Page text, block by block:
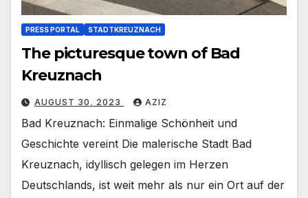
PRESS PORTAL STADTKREUZNACH
The picturesque town of Bad
Kreuznach
AUGUST 30, 2023 AZIZ
Bad Kreuznach: Einmalige Schönheit und
Geschichte vereint Die malerische Stadt Bad
Kreuznach, idyllisch gelegen im Herzen
Deutschlands, ist weit mehr als nur ein Ort auf der